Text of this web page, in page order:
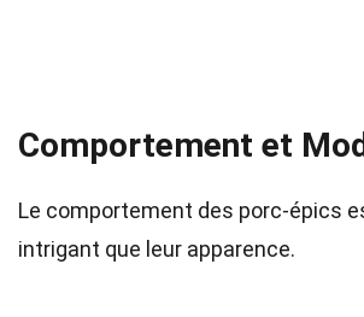
Comportement et
Le comportement des porc-épics
intrigant que leur apparence.